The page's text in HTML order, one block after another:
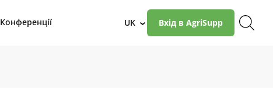
Конференції UK › Вхід в AgriSupp